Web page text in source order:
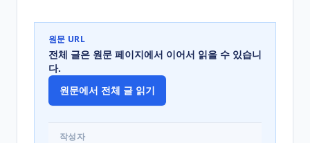
원문 URL
전체 글은 원문 페이지에서 이어서 읽을 수 있습니
다.
원문에서 전체 글 읽기
작성자